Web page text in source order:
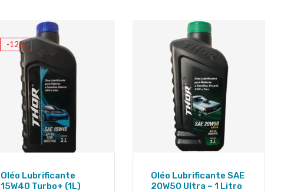
-12%
Oléo Lubrificante
15W40 Turbo+ (1L)
Oléo Lubrificante SAE
20W50 Ultra – 1 Litro